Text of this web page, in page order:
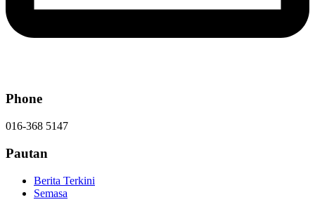
Phone
016-368 5147
Pautan
Berita Terkini
Semasa